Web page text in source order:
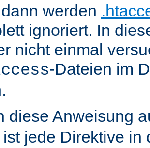
werden
ignoriert. In
nicht einmal
-Dateien im
diese Anweisung
ist jede Direktive in